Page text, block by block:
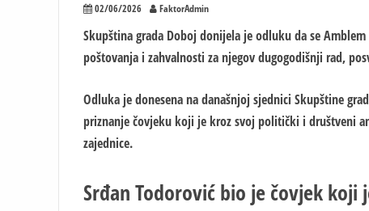
02/06/2026 FaktorAdmin
Skupština grada Doboj donijela je odluku da se
poštovanja i zahvalnosti za njegov dugogodišnji rad,
Odluka je donesena na današnjoj sjednici Skupštine
priznanje čovjeku koji je kroz svoj politički i društveni
zajednice.
Srđan Todorović bio je čovjek koji